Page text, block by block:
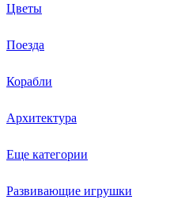
Цветы
Поезда
Корабли
Архитектура
Еще категории
Развивающие игрушки